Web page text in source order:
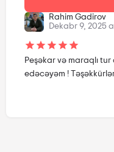
Rahim Gadirov
Dekabr 9, 2025
Peşəkar və maraqlı
edəcəyəm !